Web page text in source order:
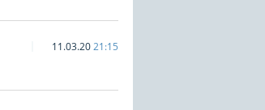
11.03.2021:15